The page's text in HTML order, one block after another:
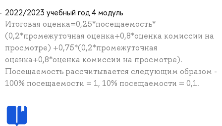
2022/2023 учебный год 4 модуль
Итоговая оценка=0,25*посещаемость*
(0,2*промежуточная оценка+0,8*оценка комиссии на
просмотре) +0,75*(0,2*промежуточная
оценка+0,8*оценка комиссии на просмотре).
Посещаемость рассчитывается следующим образом -
100% посещаемости = 1, 10% посещаемости = 0,1.